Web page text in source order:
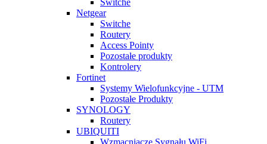
Switche
Netgear
Switche
Routery
Access Pointy
Pozostałe produkty
Kontrolery
Fortinet
Systemy Wielofunkcyjne - UTM
Pozostałe Produkty
SYNOLOGY
Routery
UBIQUITI
Wzmacniacze Sygnału WiFi